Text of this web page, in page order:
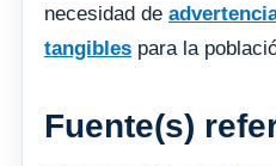
necesidad de
tangibles para la
Fuente(s)